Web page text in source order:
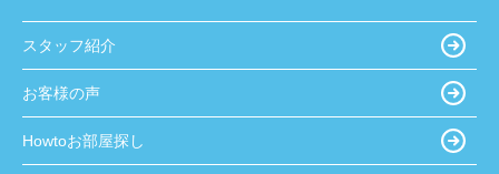
スタッフ紹介
お客様の声
Howtoお部屋探し